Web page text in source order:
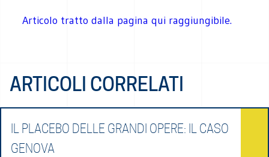
Articolo tratto dalla pagina qui raggiungibile.
ARTICOLI CORRELATI
IL PLACEBO DELLE GRANDI OPERE: IL CASO
GENOVA